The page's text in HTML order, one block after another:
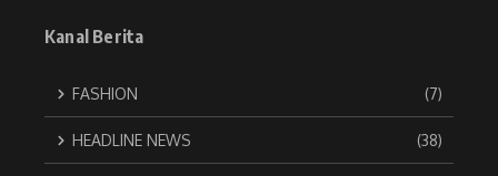
Kanal Berita
FASHION (7)
HEADLINE NEWS (38)